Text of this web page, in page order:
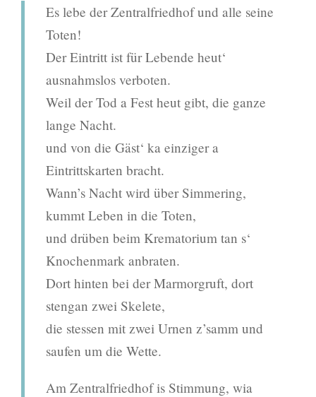
Es lebe der Zentralfriedhof und alle seine
Toten!
Der Eintritt ist für Lebende heut‘
ausnahmslos verboten.
Weil der Tod a Fest heut gibt, die ganze
lange Nacht.
und von die Gäst‘ ka einziger a
Eintrittskarten bracht.
Wann’s Nacht wird über Simmering,
kummt Leben in die Toten,
und drüben beim Krematorium tan s‘
Knochenmark anbraten.
Dort hinten bei der Marmorgruft, dort
stengan zwei Skelete,
die stessen mit zwei Urnen z’samm und
saufen um die Wette.
Am Zentralfriedhof is Stimmung, wia